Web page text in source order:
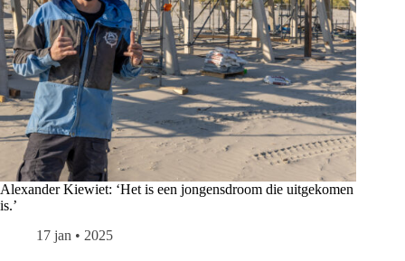
Alexander Kiewiet: ‘Het is een jongensdroom die uitgekomen
is.’
17 jan • 2025